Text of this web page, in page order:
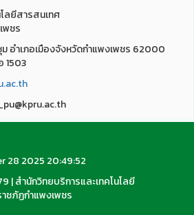
ลยีสารสนเทศ
พชร
อำเภอเมืองจังหวัดกำแพงเพชร 62000
1503
28 2025 20:49:52
|สำนักวิทยบริการและเทคโนโลยี
ชภัฏกำแพงเพชร